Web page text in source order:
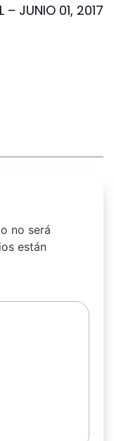
– JUNIO 01, 2017
no será
están